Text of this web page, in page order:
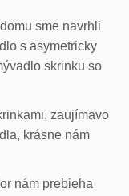
sme navrhli
s asymetricky
skrinku so
zaujímavo
krásne nám
nám prebieha